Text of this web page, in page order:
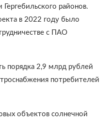
районов.
в 2022 году было
с ПАО
порядка 2,9 млрд рублей
потребителей
объектов солнечной